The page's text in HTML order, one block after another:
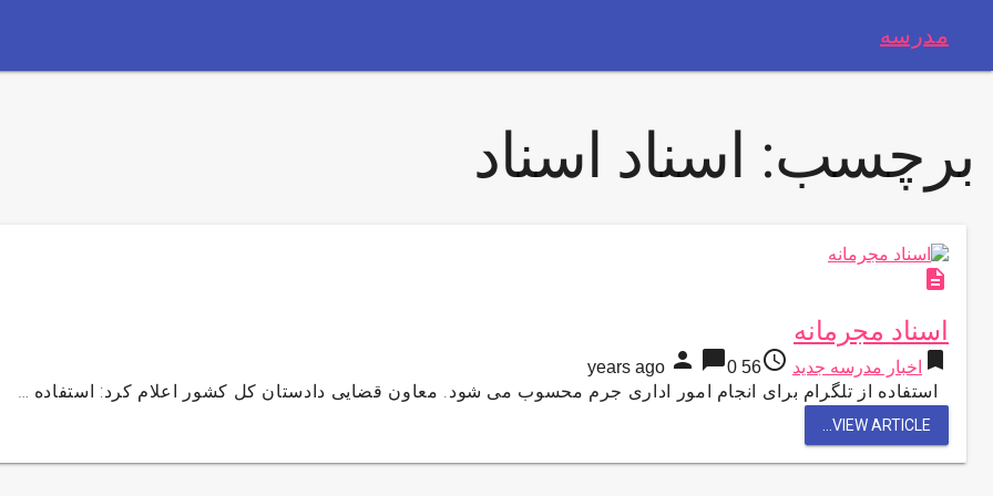
مدرسه
برچسب: اسناد اسناد
description
اسناد مجرمانه
bookmark اخبار مدرسه جدید access_time
56 years ago
person chat_bubble0
استفاده از تلگرام برای انجام امور اداری جرم محسوب می شود. معاون قضایی دادستان کل کشور اعلام کرد: استفاده …
VIEW ARTICLE...